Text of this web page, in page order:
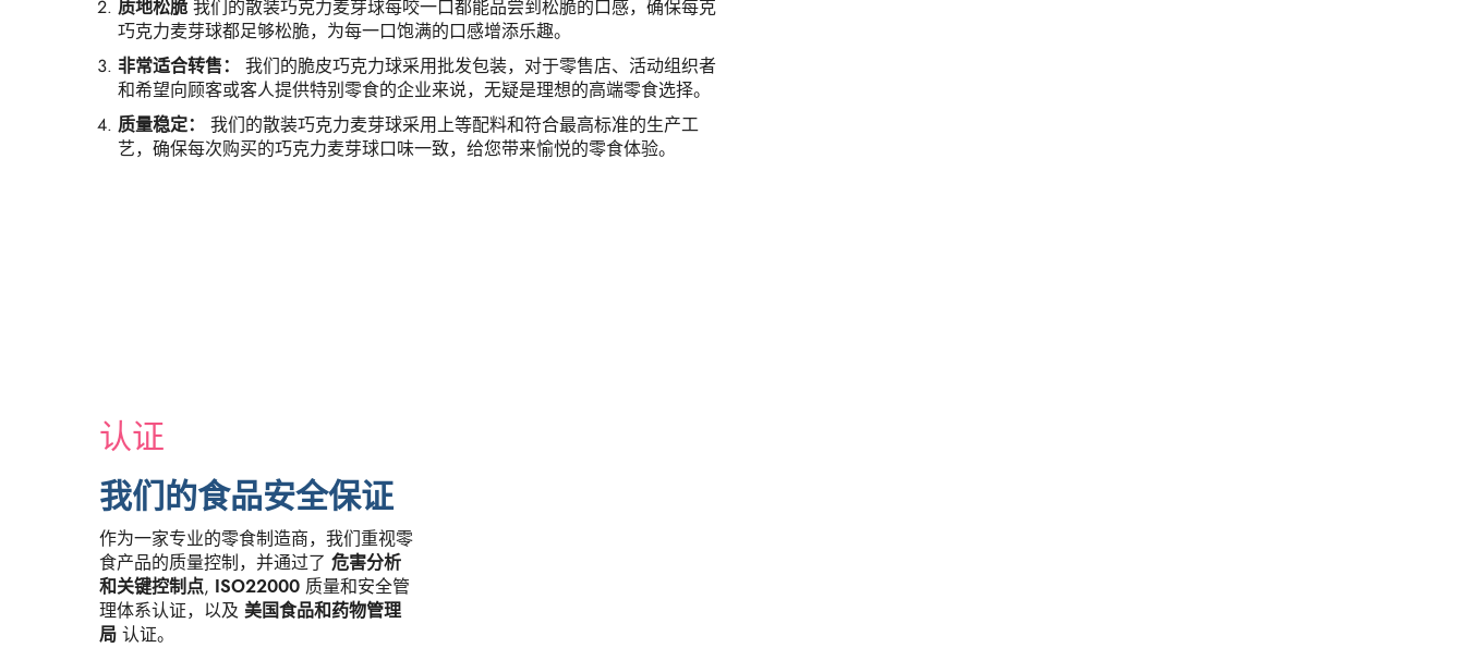
质地松脆 我们的散装巧克力麦芽球每咬一口都能品尝到松脆的口感，确保每克
巧克力麦芽球都足够松脆，为每一口饱满的口感增添乐趣。
非常适合转售：
我们的脆皮巧克力球采用批发包装，对于零售店、活动组织者
和希望向顾客或客人提供特别零食的企业来说，无疑是理想的高端零食选择。
质量稳定： 我们的散装巧克力麦芽球采用上等配料和符合最高标准的生产工
艺，确保每次购买的巧克力麦芽球口味一致，给您带来愉悦的零食体验。
认证
我们的食品安全保证
作为一家专业的零食制造商，我们重视零
食产品的质量控制，并通过了 危害分析
和关键控制点, ISO22000 质量和安全管
理体系认证，以及 美国食品和药物管理
局 认证。